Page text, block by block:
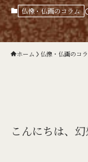
仏像・仏画のコラム
ホーム 仏像・仏画のコ
こんにちは、幻